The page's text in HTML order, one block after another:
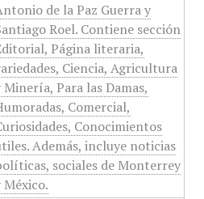
de la Paz Guerra y
Roel. Contiene sección
Página literaria,
Ciencia, Agricultura
Minería, Para las Damas,
Comercial,
Conocimientos
Además, incluye noticias
sociales de Monterrey
México.